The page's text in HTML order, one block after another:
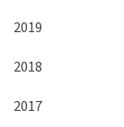
2019
2018
2017